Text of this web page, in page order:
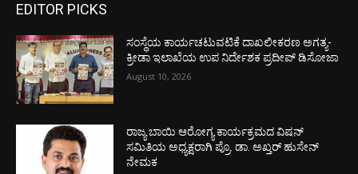
EDITOR PICKS
ಸಂಸ್ಥೆಯ ಕಾರ್ಯಚಟುವಟಿಕೆ ದಾಖಲೀಕರಣ ಅಗತ್ಯ-
ಕ್ರೀಡಾ ಇಲಾಖೆಯ ಉಪ ನಿರ್ದೇಶಕ ಪ್ರದೀಪ್ ಡಿಸೋಜಾ
August 10, 2026
ರಾಜ್ಯ ಬಾಯಿ ಆರೋಗ್ಯ ಕಾರ್ಯಕ್ರಮದ ವಿಷನ್
ಸಮಿತಿಯ ಅಧ್ಯಕ್ಷರಾಗಿ ಪ್ರೊ. ಡಾ. ಅಖ್ತರ್ ಹುಸೇನ್
ನೇಮಕ